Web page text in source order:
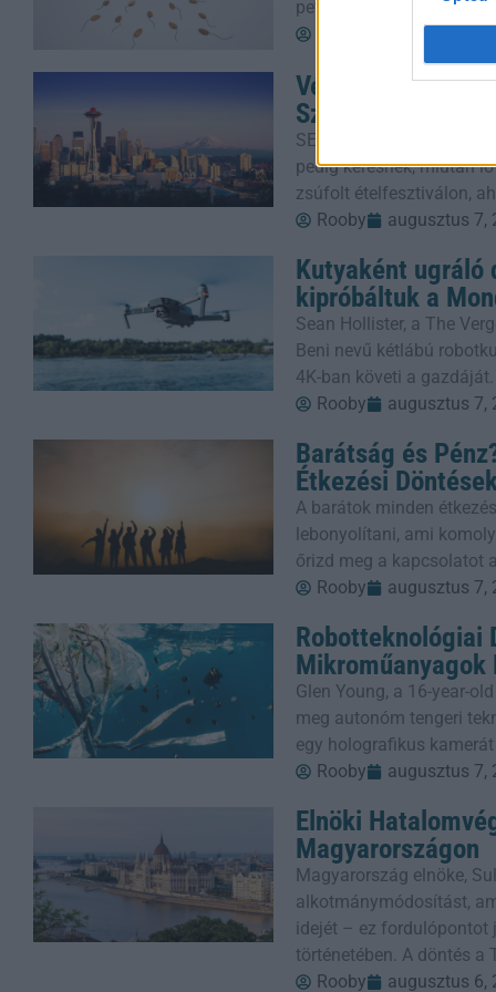
petesejtért. A Syracuse
augusztus 7,
Véres Fesztivál:
Szívében
SEATTLE (AP) – Egy
pedig keresnek, miután
zsúfolt ételfesztiválon,
Rooby
augusztus 7,
Kutyaként ugráló
kipróbáltuk a
Sean Hollister, a The
Beni nevű kétlábú
4K-ban követi a
Rooby
augusztus 7,
Barátság és
Étkezési
A barátok minden
lebonyolítani, ami
őrizd meg a kapcsolatot
Rooby
augusztus 7,
Robotteknológiai
Mikroműanyagok
Glen Young, a 16-year-
meg autonóm tengeri
egy holografikus
Rooby
augusztus 7,
Elnöki
Magyarországon
Magyarország elnöke,
alkotmánymódosítást,
idejét – ez fordulópontot
történetében. A döntés a
Rooby
augusztus 6,